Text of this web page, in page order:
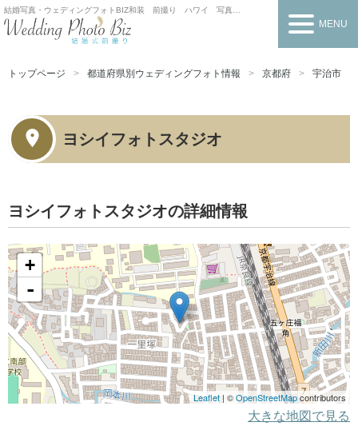
結婚写真・ウェディングフォトBIZ和装 前撮り ハワイ 写真だけの結婚式
MENU
トップページ 都道府県別ウェディングフォト情報 京都府 宇治市
ヨシイフォトスタジオ
ヨシイフォトスタジオの詳細情報
+
-
Leaflet | ©OpenStreetMapcontributors
大きな地図で見る